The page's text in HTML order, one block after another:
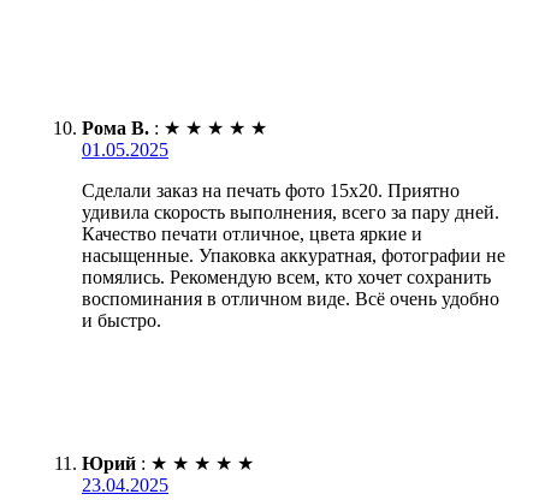
Рома В. : ★ ★ ★ ★ ★
01.05.2025
Сделали заказ на печать фото 15х20. Приятно
удивила скорость выполнения, всего за пару дней.
Качество печати отличное, цвета яркие и
насыщенные. Упаковка аккуратная, фотографии не
помялись. Рекомендую всем, кто хочет сохранить
воспоминания в отличном виде. Всё очень удобно
и быстро.
Юрий : ★ ★ ★ ★ ★
23.04.2025